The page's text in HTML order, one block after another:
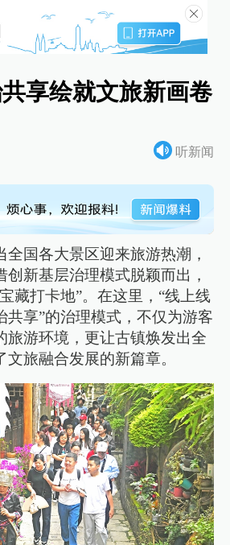
享绘就文旅新画卷
听新闻
全国各大景区迎来旅游热潮，
创新基层治理模式脱颖而出，
藏打卡地”。在这里，“线上线
共享”的治理模式，不仅为游客
旅游环境，更让古镇焕发出全
旅融合发展的新篇章。